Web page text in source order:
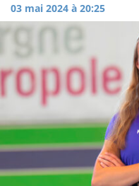
03 mai 2024 à 20:25